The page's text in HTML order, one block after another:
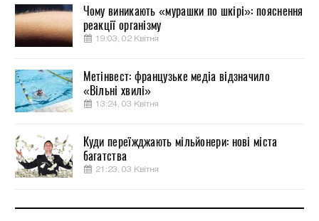
Чому виникають «мурашки по шкірі»: пояснення
реакції організму
19:03, 02 Квітня
Метінвест: французьке медіа відзначило
«Вільні хвилі»
13:24, 03 Квітня
Куди переїжджають мільйонери: нові міста
багатства
21:23, 03 Квітня